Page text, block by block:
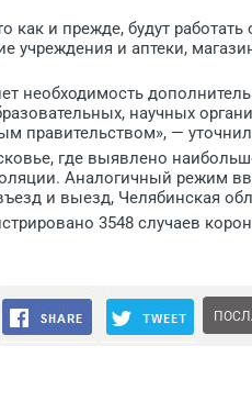
как и прежде, будут
учреждения и аптеки,
необходимость
научных
правительством», —
где выявлено
Аналогичный режим
и выезд, Челябинская
3548 случаев